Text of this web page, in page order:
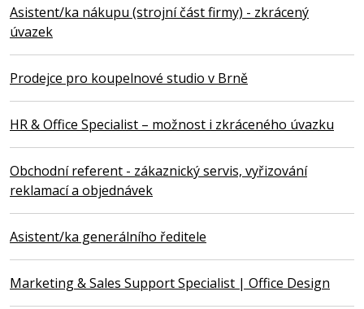
Asistent/ka nákupu (strojní část firmy) - zkrácený
úvazek
Prodejce pro koupelnové studio v Brně
HR & Office Specialist – možnost i zkráceného úvazku
Obchodní referent - zákaznický servis, vyřizování
reklamací a objednávek
Asistent/ka generálního ředitele
Marketing & Sales Support Specialist | Office Design